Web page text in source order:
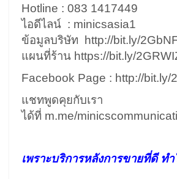
Hotline : 083 1417449
ไอดีไลน์ : minicsasia1
ข้อมูลบริษัท
http://bit.ly/
แผนที่ร้าน https://bit.ly/
Facebook Page : http://bit.ly/
แชทพูดคุยกับเรา
ได้ที่ m.me/
เพราะบริการหลังการขายที่ดี ทำ